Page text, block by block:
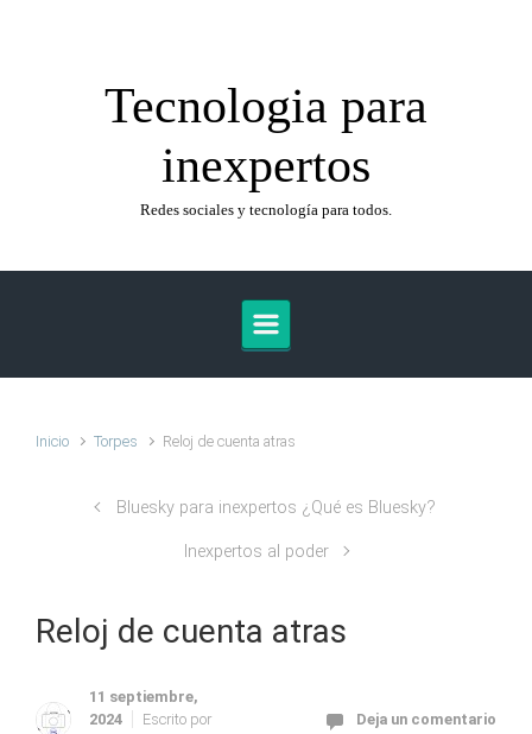
Tecnologia para
inexpertos
Redes sociales y tecnología para todos.
Inicio Torpes Reloj de cuenta atras
Bluesky para inexpertos ¿Qué es Bluesky?
Inexpertos al poder
Reloj de cuenta atras
11 septiembre,
2024
Escrito por
Deja un comentario